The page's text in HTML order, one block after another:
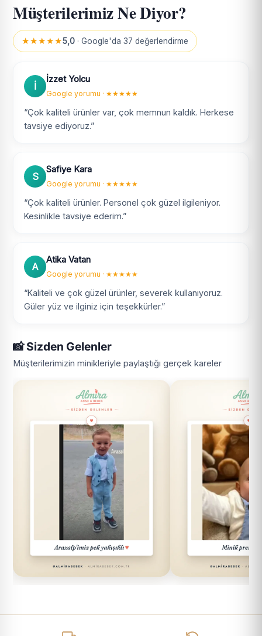
Müşterilerimiz Ne Diyor?
★★★★★5,0 · Google'da 37 değerlendirme
İ
İzzet Yolcu
Google yorumu · ★★★★★
“Çok kaliteli ürünler var, çok memnun kaldık. Herkese
tavsiye ediyoruz.”
S
Safiye Kara
Google yorumu · ★★★★★
“Çok kaliteli ürünler. Personel çok güzel ilgileniyor.
Kesinlikle tavsiye ederim.”
A
Atika Vatan
Google yorumu · ★★★★★
“Kaliteli ve çok güzel ürünler, severek kullanıyoruz.
Güler yüz ve ilginiz için teşekkürler.”
📸 Sizden Gelenler
Müşterilerimizin minikleriyle paylaştığı gerçek kareler